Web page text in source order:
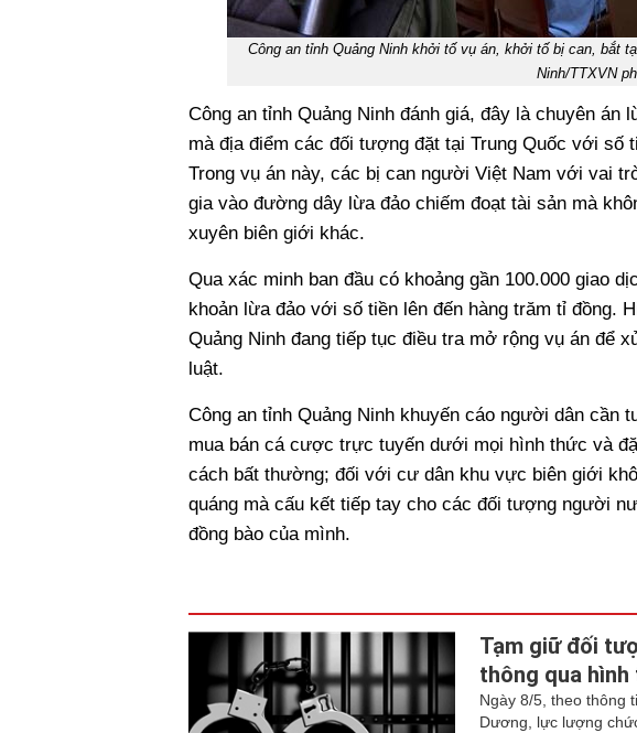
Công an tỉnh Quảng Ninh khởi tố vụ án, khởi tố bị can, bắt
Ninh/TTXVN
Công an tỉnh Quảng Ninh đánh giá, đây là chuyên án
mà địa điểm các đối tượng đặt tại Trung Quốc với số
Trong vụ án này, các bị can người Việt Nam với vai
gia vào đường dây lừa đảo chiếm đoạt tài sản mà
xuyên biên giới khác.
Qua xác minh ban đầu có khoảng gần 100.000 giao
khoản lừa đảo với số tiền lên đến hàng trăm tỉ đồng.
Quảng Ninh đang tiếp tục điều tra mở rộng vụ án để
luật.
Công an tỉnh Quảng Ninh khuyến cáo người dân cần
mua bán cá cược trực tuyến dưới mọi hình thức và
cách bất thường; đối với cư dân khu vực biên giới
quáng mà cấu kết tiếp tay cho các đối tượng người
đồng bào của mình.
Tạm giữ đối
thông qua hình
Ngày 8/5, theo thông
Dương, lực lượng